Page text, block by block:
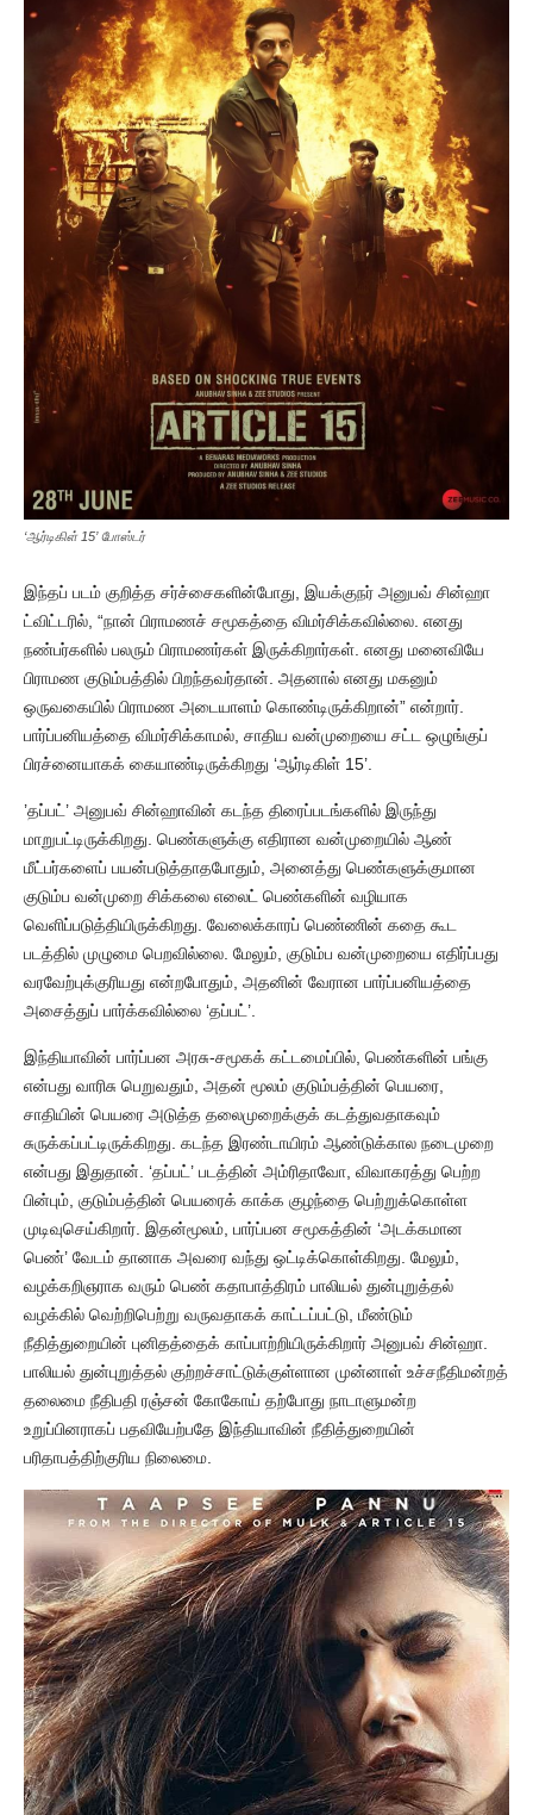
‘ஆர்டிகிள் 15’ போஸ்டர்
இந்தப் படம் குறித்த சர்ச்சைகளின்போது, இயக்குநர் அனுபவ் சின்ஹா
ட்விட்டரில், “நான் பிராமணச் சமூகத்தை விமர்சிக்கவில்லை. எனது
நண்பர்களில் பலரும் பிராமணர்கள் இருக்கிறார்கள். எனது மனைவியே
பிராமண குடும்பத்தில் பிறந்தவர்தான். அதனால் எனது மகனும்
ஒருவகையில் பிராமண அடையாளம் கொண்டிருக்கிறான்” என்றார்.
பார்ப்பனியத்தை விமர்சிக்காமல், சாதிய வன்முறையை சட்ட ஒழுங்குப்
பிரச்னையாகக் கையாண்டிருக்கிறது ‘ஆர்டிகிள் 15’.
’தப்பட்’ அனுபவ் சின்ஹாவின் கடந்த திரைப்படங்களில் இருந்து
மாறுபட்டிருக்கிறது. பெண்களுக்கு எதிரான வன்முறையில் ஆண்
மீட்பர்களைப் பயன்படுத்தாதபோதும், அனைத்து பெண்களுக்குமான
குடும்ப வன்முறை சிக்கலை எலைட் பெண்களின் வழியாக
வெளிப்படுத்தியிருக்கிறது. வேலைக்காரப் பெண்ணின் கதை கூட
படத்தில் முழுமை பெறவில்லை. மேலும், குடும்ப வன்முறையை எதிர்ப்பது
வரவேற்புக்குரியது என்றபோதும், அதனின் வேரான பார்ப்பனியத்தை
அசைத்துப் பார்க்கவில்லை ‘தப்பட்’.
இந்தியாவின் பார்ப்பன அரசு-சமூகக் கட்டமைப்பில், பெண்களின் பங்கு
என்பது வாரிசு பெறுவதும், அதன் மூலம் குடும்பத்தின் பெயரை,
சாதியின் பெயரை அடுத்த தலைமுறைக்குக் கடத்துவதாகவும்
சுருக்கப்பட்டிருக்கிறது. கடந்த இரண்டாயிரம் ஆண்டுக்கால நடைமுறை
என்பது இதுதான். ‘தப்பட்’ படத்தின் அம்ரிதாவோ, விவாகரத்து பெற்ற
பின்பும், குடும்பத்தின் பெயரைக் காக்க குழந்தை பெற்றுக்கொள்ள
முடிவுசெய்கிறார். இதன்மூலம், பார்ப்பன சமூகத்தின் ‘அடக்கமான
பெண்’ வேடம் தானாக அவரை வந்து ஒட்டிக்கொள்கிறது. மேலும்,
வழக்கறிஞராக வரும் பெண் கதாபாத்திரம் பாலியல் துன்புறுத்தல்
வழக்கில் வெற்றிபெற்று வருவதாகக் காட்டப்பட்டு, மீண்டும்
நீதித்துறையின் புனிதத்தைக் காப்பாற்றியிருக்கிறார் அனுபவ் சின்ஹா.
பாலியல் துன்புறுத்தல் குற்றச்சாட்டுக்குள்ளான முன்னாள் உச்சநீதிமன்றத்
தலைமை நீதிபதி ரஞ்சன் கோகோய் தற்போது நாடாளுமன்ற
உறுப்பினராகப் பதவியேற்பதே இந்தியாவின் நீதித்துறையின்
பரிதாபத்திற்குரிய நிலைமை.